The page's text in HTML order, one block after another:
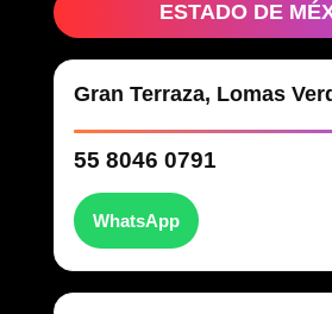
ESTADO DE
Gran Terraza, Lomas
55 8046 0791
WhatsApp